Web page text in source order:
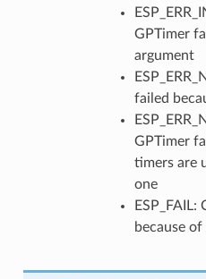
GPTimer
argument
failed
GPTimer
timers are
one
because